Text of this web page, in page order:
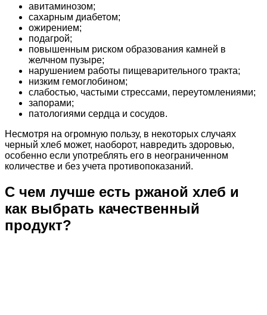
авитаминозом;
сахарным диабетом;
ожирением;
подагрой;
повышенным риском образования камней в
желчном пузыре;
нарушением работы пищеварительного тракта;
низким гемоглобином;
слабостью, частыми стрессами, переутомлениями;
запорами;
патологиями сердца и сосудов.
Несмотря на огромную пользу, в некоторых случаях
черный хлеб может, наоборот, навредить здоровью,
особенно если употреблять его в неограниченном
количестве и без учета противопоказаний.
С чем лучше есть ржаной хлеб и
как выбрать качественный
продукт?